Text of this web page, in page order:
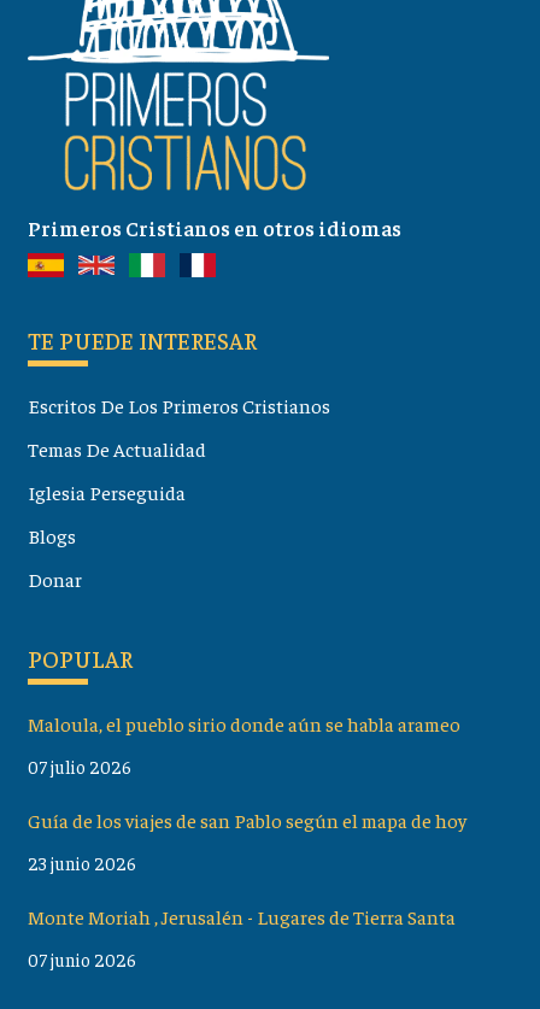
Primeros Cristianos en otros idiomas
TE PUEDE INTERESAR
Escritos De Los Primeros Cristianos
Temas De Actualidad
Iglesia Perseguida
Blogs
Donar
POPULAR
Maloula, el pueblo sirio donde aún se habla arameo
07 julio 2026
Guía de los viajes de san Pablo según el mapa de hoy
23 junio 2026
Monte Moriah , Jerusalén - Lugares de Tierra Santa
07 junio 2026